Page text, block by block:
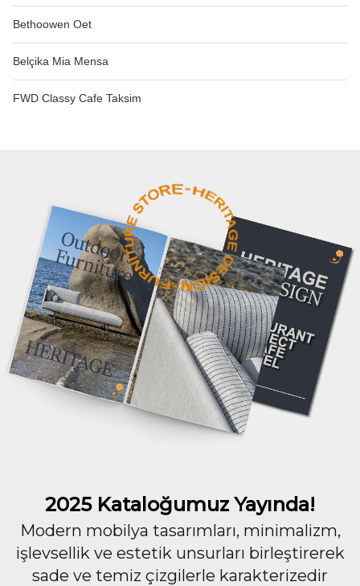
Bethoowen Oet
Belçika Mia Mensa
FWD Classy Cafe Taksim
2025 Kataloğumuz Yayında!
Modern mobilya tasarımları, minimalizm,
işlevsellik ve estetik unsurları birleştirerek
sade ve temiz çizgilerle karakterizedir